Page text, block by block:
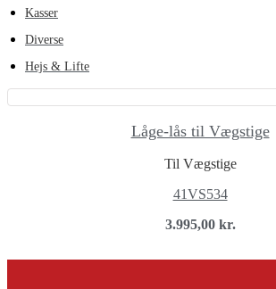
Kasser
Diverse
Hejs & Lifte
Låge-lås til Vægstige
Til Vægstige
41VS534
3.995,00 kr.